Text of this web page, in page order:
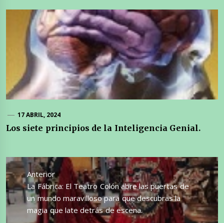
17 ABRIL, 2024
Los siete principios de la Inteligencia Genial.
Navegación
de
entradas
Anterior
Entrada
anterior:
La Fábrica: El Teatro Colón abre las puertas de
un mundo maravilloso para que descubras la
magia que late detrás de escena.